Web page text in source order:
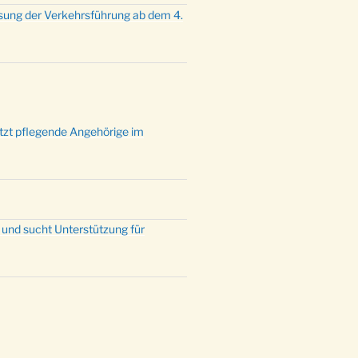
mit der ev. Jugend in der
Uhr
der Verkehrsführung ab dem 4.
pflegende Angehörige im
sucht Unterstützung für